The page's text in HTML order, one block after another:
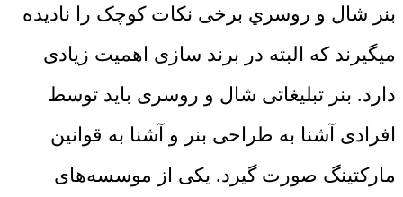
بنر شال و روسري برخی نکات کوچک را نادیده
میگیرند که البته در برند سازی اهمیت زیادی
دارد. بنر تبلیغاتی شال و روسری باید توسط
افرادی آشنا به طراحی بنر و آشنا به قوانین
مارکتینگ صورت گیرد. یکی از موسسه‌های